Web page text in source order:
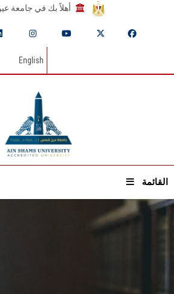
أهلاً بك في جامعة
English
القائمة